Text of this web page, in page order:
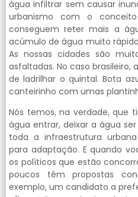
água infiltrar sem causar
urbanismo com o
conseguem reter mais a
acúmulo de água muito
As nossas cidades são
asfaltadas. No caso
de ladrilhar o quintal. Bota
canteirinho com umas
Nós temos, na verdade, que
água entrar, deixar a água
toda a infraestrutura
para adaptação. E quando
os políticos que estão
poucos têm propostas
exemplo, um candidato a